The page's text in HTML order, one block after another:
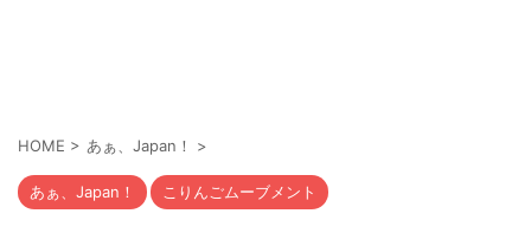
HOME > あぁ、Japan！ >
あぁ、Japan！ こりんごムーブメント